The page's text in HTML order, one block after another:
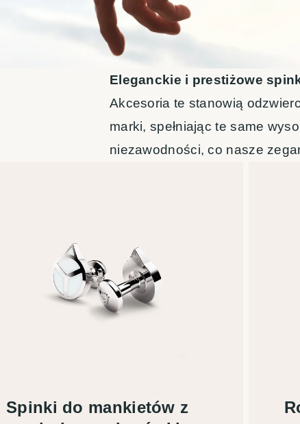
Eleganckie i prestiżowe
Akcesoria te stanowią
marki, spełniając te same
niezawodności, co nasze
Spinki do mankietów z